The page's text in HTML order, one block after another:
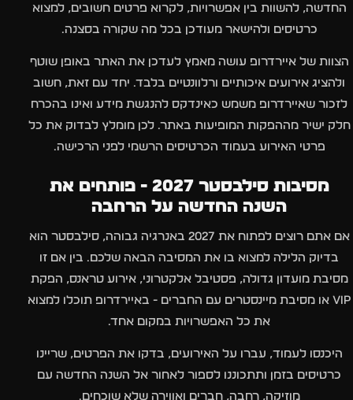
החדשה, להשוות בין אפשרויות, לקרוא פרטים חשובים, למצוא
כרטיסים ולהישאר מעודכן בכל מה שקורה בסצנה.
הצוות של איירדרופ עושה מאמץ לעדכן את האתר באופן שוטף
ולהציג אירועים איכותיים ורלוונטיים בלבד. יחד עם זאת, חשוב
לזכור שאיירדרופ משמש כאינדקס להנגשת מידע ואינו בהכרח
חלק ישיר מההפקות המופיעות באתר. לכן מומלץ לבדוק את כל
פרטי האירוע בעמוד הכרטיסים הרשמי לפני הרכישה.
מסיבות סילבסטר 2027 - פותחים את
השנה החדשה על הרחבה
אם אתם רוצים לפתוח את 2027 באנרגיה גבוהה, סילבסטר הוא
בדיוק הלילה למצוא בו את המסיבה הבאה שלכם. בין אם זו
מסיבת מועדון גדולה, פסטיבל אלקטרוני, אירוע טראנס, הפקת
VIP או מסיבת מיינסטרים עם החברים - באיירדרופ תוכלו למצוא
את כל האפשרויות במקום אחד.
היכנסו לעמוד, עברו על האירועים, בדקו את הפרטים, שריינו
כרטיסים בזמן ותתכוננו לספור לאחור אל השנה החדשה עם
מוזיקה, רחבה, חברים ואווירה שלא שוכחים.